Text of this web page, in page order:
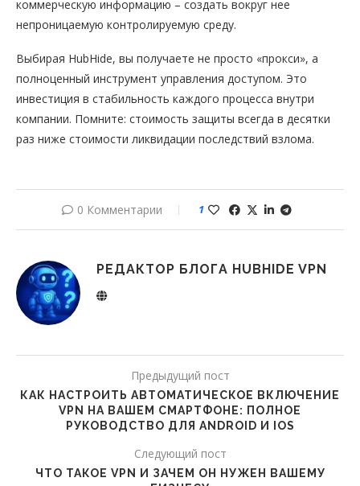
коммерческую информацию – создать вокруг нее
непроницаемую контролируемую среду.
Выбирая HubHide, вы получаете не просто «прокси», а
полноценный инструмент управления доступом. Это
инвестиция в стабильность каждого процесса внутри
компании. Помните: стоимость защиты всегда в десятки
раз ниже стоимости ликвидации последствий взлома.
0 Комментарии 1
РЕДАКТОР БЛОГА HUBHIDE VPN
Предыдущий пост
КАК НАСТРОИТЬ АВТОМАТИЧЕСКОЕ ВКЛЮЧЕНИЕ
VPN НА ВАШЕМ СМАРТФОНЕ: ПОЛНОЕ
РУКОВОДСТВО ДЛЯ ANDROID И IOS
Следующий пост
ЧТО ТАКОЕ VPN И ЗАЧЕМ ОН НУЖЕН ВАШЕМУ